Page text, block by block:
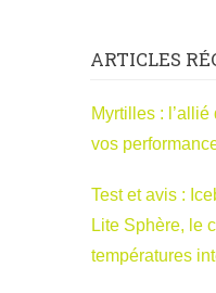
ARTICLES
Myrtilles :
vos
Test et avis :
Lite Sphère, le
températures